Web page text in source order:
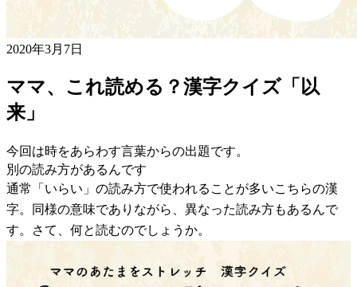
2020年3月7日
ママ、これ読める？漢字クイズ「以
来」
今回は時をあらわす言葉からの出題です。
別の読み方があるんです
通常「いらい」の読み方で使われることが多いこちらの漢
字。同様の意味でありながら、異なった読み方もあるんで
す。さて、何と読むのでしょうか。